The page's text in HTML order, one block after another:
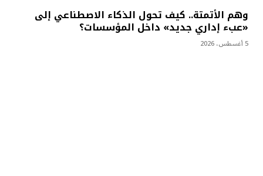
وهم الأتمتة.. كيف تحول الذكاء الاصطناعي إلى
«عبء إداري جديد» داخل المؤسسات؟
5 أغسطس، 2026